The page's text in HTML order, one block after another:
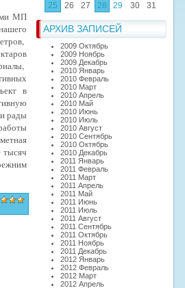
25
26 27 28 29 30 31
АРХИВ ЗАПИСЕЙ
2009 Октябрь
2009 Ноябрь
2009 Декабрь
2010 Январь
2010 Февраль
2010 Март
2010 Апрель
2010 Май
2010 Июнь
2010 Июль
2010 Август
2010 Сентябрь
2010 Октябрь
2010 Декабрь
2011 Январь
2011 Февраль
2011 Март
2011 Апрель
2011 Май
2011 Июнь
2011 Июль
2011 Август
2011 Сентябрь
2011 Октябрь
2011 Ноябрь
2011 Декабрь
2012 Январь
2012 Февраль
2012 Март
2012 Апрель
МП
в
рады
тысяч